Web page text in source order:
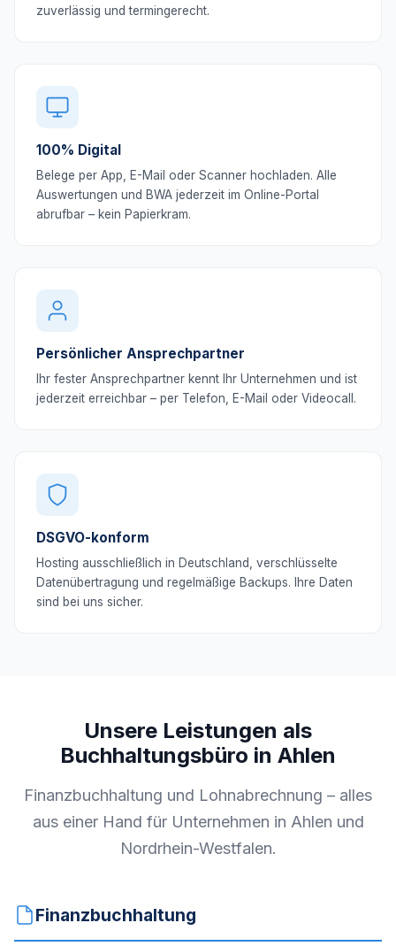
zuverlässig und termingerecht.
100% Digital
Belege per App, E-Mail oder Scanner hochladen. Alle
Auswertungen und BWA jederzeit im Online-Portal
abrufbar – kein Papierkram.
Persönlicher Ansprechpartner
Ihr fester Ansprechpartner kennt Ihr Unternehmen und ist
jederzeit erreichbar – per Telefon, E-Mail oder Videocall.
DSGVO-konform
Hosting ausschließlich in Deutschland, verschlüsselte
Datenübertragung und regelmäßige Backups. Ihre Daten
sind bei uns sicher.
Unsere Leistungen als
Buchhaltungsbüro in Ahlen
Finanzbuchhaltung und Lohnabrechnung – alles
aus einer Hand für Unternehmen in Ahlen und
Nordrhein-Westfalen.
Finanzbuchhaltung